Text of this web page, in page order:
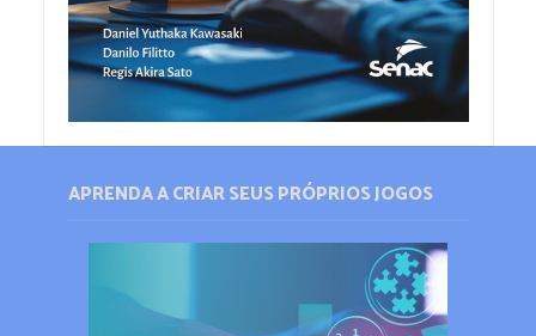
APRENDA A CRIAR SEUS PRÓPRIOS JOGOS